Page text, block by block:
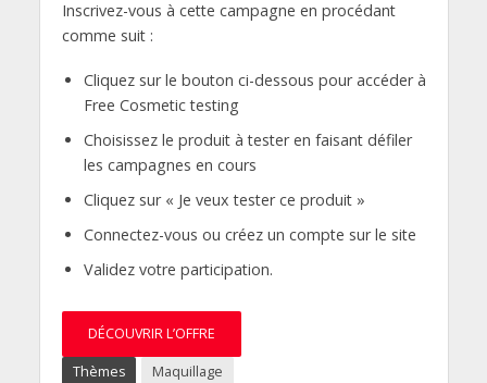
Inscrivez-vous à cette campagne en procédant
comme suit :
Cliquez sur le bouton ci-dessous pour accéder à
Free Cosmetic testing
Choisissez le produit à tester en faisant défiler
les campagnes en cours
Cliquez sur « Je veux tester ce produit »
Connectez-vous ou créez un compte sur le site
Validez votre participation.
DÉCOUVRIR L’OFFRE
Thèmes Maquillage